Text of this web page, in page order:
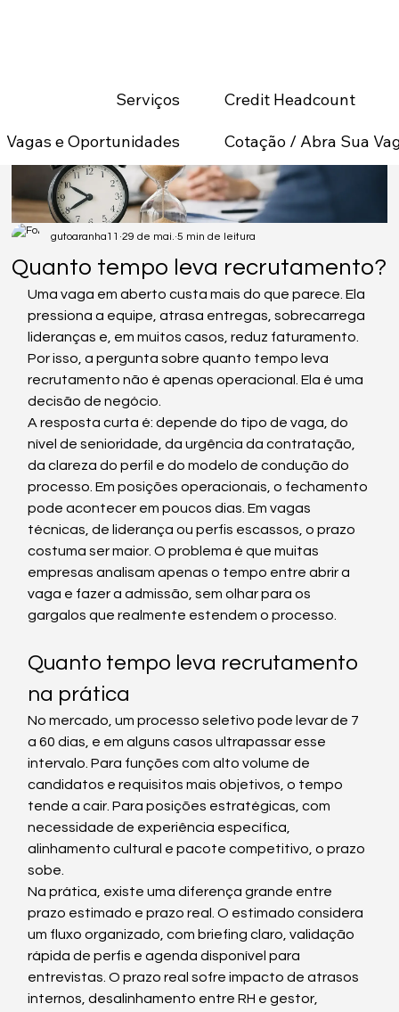
Serviços
Vagas e Oportunidades
Credit Headcount
Cotação / Abra Sua
Quanto tempo leva recrutamento?
gutoaranha11 29 de mai. 5 min de leitura
Uma vaga em aberto custa mais do que parece. Ela
pressiona a equipe, atrasa entregas, sobrecarrega
lideranças e, em muitos casos, reduz faturamento.
Por isso, a pergunta sobre quanto tempo leva
recrutamento não é apenas operacional. Ela é uma
decisão de negócio.
A resposta curta é: depende do tipo de vaga, do
nível de senioridade, da urgência da contratação,
da clareza do perfil e do modelo de condução do
processo. Em posições operacionais, o fechamento
pode acontecer em poucos dias. Em vagas
técnicas, de liderança ou perfis escassos, o prazo
costuma ser maior. O problema é que muitas
empresas analisam apenas o tempo entre abrir a
vaga e fazer a admissão, sem olhar para os
gargalos que realmente estendem o processo.
Quanto tempo leva recrutamento
na prática
No mercado, um processo seletivo pode levar de 7
a 60 dias, e em alguns casos ultrapassar esse
intervalo. Para funções com alto volume de
candidatos e requisitos mais objetivos, o tempo
tende a cair. Para posições estratégicas, com
necessidade de experiência específica,
alinhamento cultural e pacote competitivo, o prazo
sobe.
Na prática, existe uma diferença grande entre
prazo estimado e prazo real. O estimado considera
um fluxo organizado, com briefing claro, validação
rápida de perfis e agenda disponível para
entrevistas. O prazo real sofre impacto de atrasos
internos, desalinhamento entre RH e gestor,